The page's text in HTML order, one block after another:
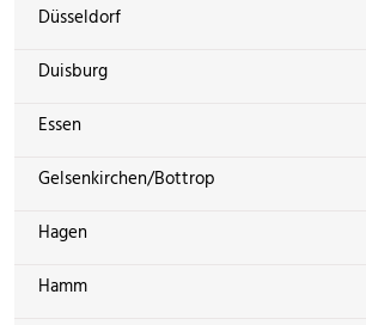
Düsseldorf
Duisburg
Essen
Gelsenkirchen/Bottrop
Hagen
Hamm